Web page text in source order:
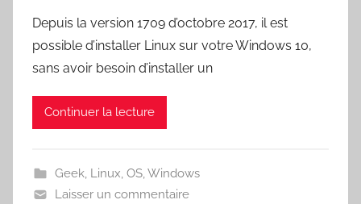
Depuis la version 1709 d’octobre 2017, il est
possible d’installer Linux sur votre Windows 10,
sans avoir besoin d’installer un
Continuer la lecture
Geek, Linux OS, Windows
Laisser un commentaire